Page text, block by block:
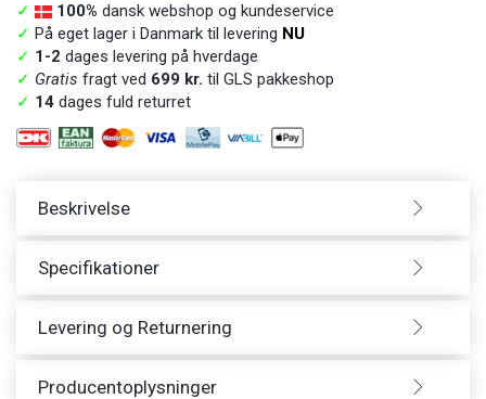
✓ 100% dansk webshop og kundeservice
✓ På eget lager i Danmark til levering NU
✓ 1-2 dages levering på hverdage
✓ Gratis fragt ved 699 kr. til GLS pakkeshop
✓ 14 dages fuld returret
Beskrivelse
Specifikationer
Levering og Returnering
Producentoplysninger